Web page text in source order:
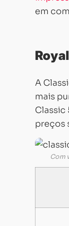
em
A
mais
Classic
preços
Com